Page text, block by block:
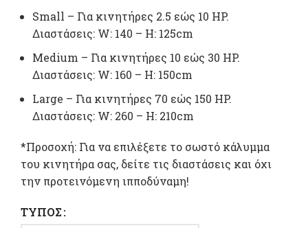
Small – Για κινητήρες 2.5 εώς 10 ΗP.
Διαστάσεις: W: 140 – H: 125cm
Medium – Για κινητήρες 10 εώς 30 ΗP.
Διαστάσεις: W: 160 – H: 150cm
Large – Για κινητήρες 70 εώς 150 ΗP.
Διαστάσεις: W: 260 – H: 210cm
*Προσοχή: Για να επιλέξετε το σωστό κάλυμμα
του κινητήρα σας, δείτε τις διαστάσεις και όχι
την προτεινόμενη ιπποδύναμη!
ΤΎΠΟΣ